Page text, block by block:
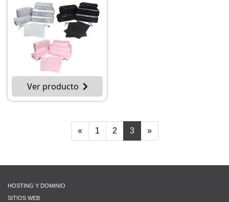
Ver producto
« 1 2 3 »
HOSTING Y DOMINIO
SITIOS WEB